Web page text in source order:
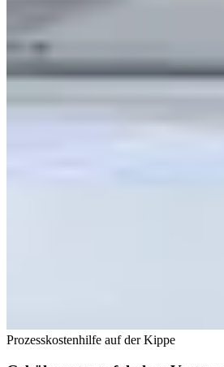
Prozesskostenhilfe auf der Kippe